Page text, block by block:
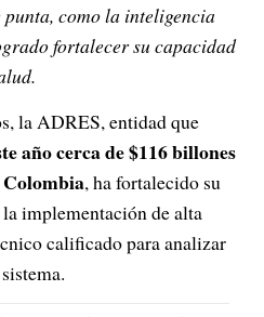
como la inteligencia
fortalecer su capacidad
la ADRES, entidad que
año cerca de $116 billones
Colombia, ha fortalecido su
implementación de alta
calificado para analizar